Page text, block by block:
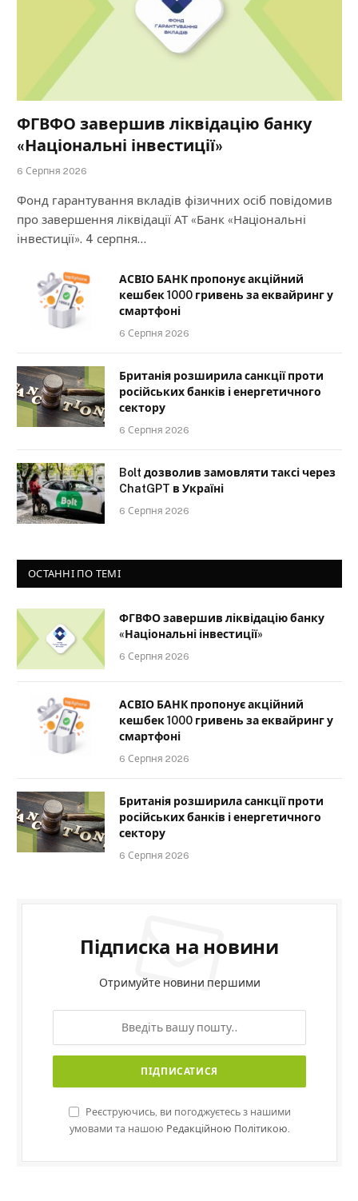
ФГВФО завершив ліквідацію банку
«Національні інвестиції»
6 Серпня 2026
Фонд гарантування вкладів фізичних осіб повідомив
про завершення ліквідації АТ «Банк «Національні
інвестиції». 4 серпня…
АСВІО БАНК пропонує акційний
кешбек 1000 гривень за еквайринг у
смартфоні
6 Серпня 2026
Британія розширила санкції проти
російських банків і енергетичного
сектору
6 Серпня 2026
Bolt дозволив замовляти таксі через
ChatGPT в Україні
6 Серпня 2026
ОСТАННІ ПО ТЕМІ
ФГВФО завершив ліквідацію банку
«Національні інвестиції»
6 Серпня 2026
АСВІО БАНК пропонує акційний
кешбек 1000 гривень за еквайринг у
смартфоні
6 Серпня 2026
Британія розширила санкції проти
російських банків і енергетичного
сектору
6 Серпня 2026
Підписка на новини
Отримуйте новини першими
Реєструючись, ви погоджуєтесь з нашими
умовами та нашою Редакційною Політикою.